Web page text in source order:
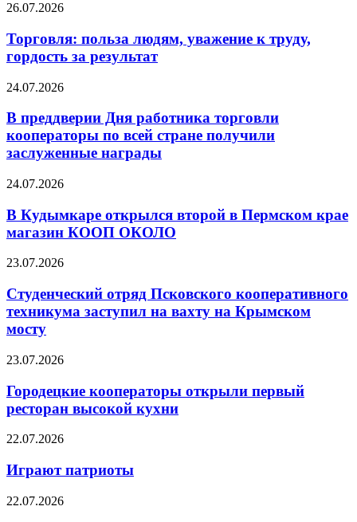
26.07.2026
Торговля: польза людям, уважение к труду,
гордость за результат
24.07.2026
В преддверии Дня работника торговли
кооператоры по всей стране получили
заслуженные награды
24.07.2026
В Кудымкаре открылся второй в Пермском крае
магазин КООП ОКОЛО
23.07.2026
Студенческий отряд Псковского кооперативного
техникума заступил на вахту на Крымском
мосту
23.07.2026
Городецкие кооператоры открыли первый
ресторан высокой кухни
22.07.2026
Играют патриоты
22.07.2026